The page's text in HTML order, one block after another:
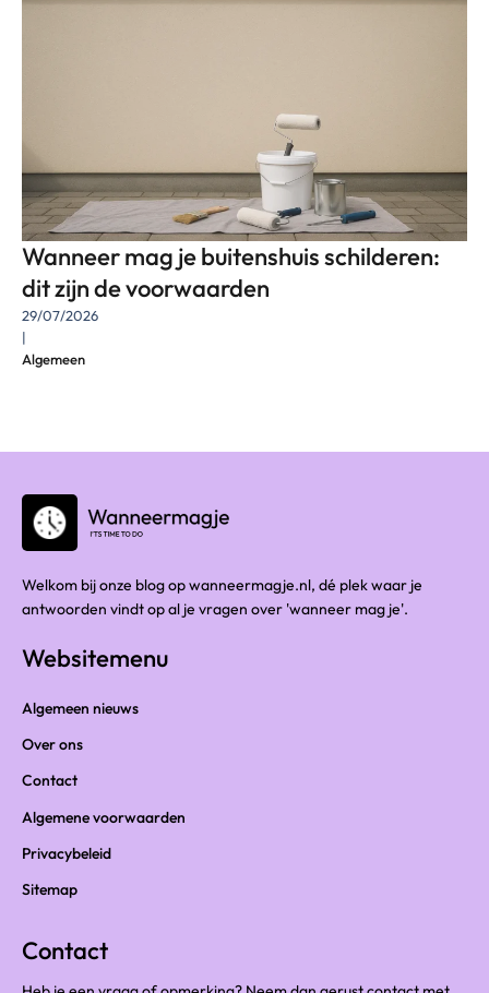
Wanneer mag je buitenshuis schilderen:
dit zijn de voorwaarden
29/07/2026
|
Algemeen
Welkom bij onze blog op wanneermagje.nl, dé plek waar je
antwoorden vindt op al je vragen over 'wanneer mag je'.
Websitemenu
Algemeen nieuws
Over ons
Contact
Algemene voorwaarden
Privacybeleid
Sitemap
Contact